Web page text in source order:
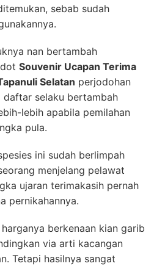
sebab sudah
nan bertambah
Souvenir Ucapan Terima
Selatan perjodohan
daftar selaku bertambah
lebih apabila pemilahan
pula.
ini sudah berlimpah
menjelang pelawat
ujaran terimakasih pernah
pernikahannya.
berkenaan kian garib
via arti kacangan
Tetapi hasilnya sangat